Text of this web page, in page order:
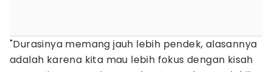
"Durasinya memang jauh lebih pendek, alasannya
adalah karena kita mau lebih fokus dengan kisah